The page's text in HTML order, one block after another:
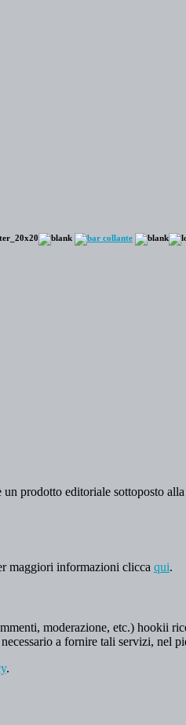
prodotto editoriale sottoposto
maggiori informazioni clicca qui.
moderazione, etc.) hookii
a fornire tali servizi, nel
.